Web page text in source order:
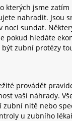
kterých jsme
nahradit. Jsou
sundat.
pokud hledáte
zubní protézy
provádět
vaší náhrady.
zubní nitě nebo
u zubního